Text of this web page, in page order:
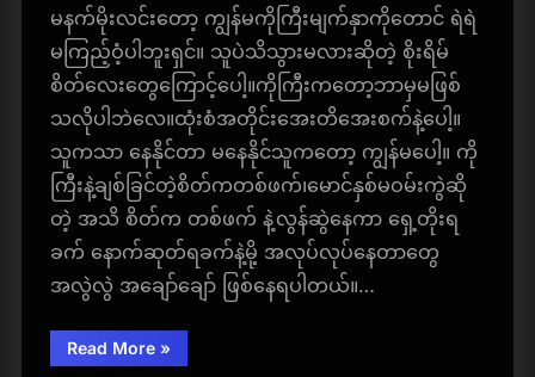
မနက်မိုးလင်းတော့ ကျွန်မကိုကြီးမျက်နှာကိုတောင် ရဲရဲ
မကြည့်ဝံ့ပါဘူးရှင်။ သူပဲသိသွားမလားဆိုတဲ့ စိုးရိမ်
စိတ်လေးတွေကြောင့်ပေါ့။ကိုကြီးကတော့ဘာမှမဖြစ်
သလိုပါဘဲလေ။ထုံးစံအတိုင်းအေးတိအေးစက်နဲ့ပေါ့။
သူကသာ နေနိုင်တာ မနေနိုင်သူကတော့ ကျွန်မပေါ့။ ကို
ကြီးနဲ့ချစ်ခြင်တဲ့စိတ်ကတစ်ဖက်၊မောင်နှစ်မဝမ်းကွဲဆို
တဲ့ အသိ စိတ်က တစ်ဖက် နဲ့လွန်ဆွဲနေကာ ရှေ့တိုးရ
ခက် နောက်ဆုတ်ရခက်နဲ့မို့ အလုပ်လုပ်နေတာတွေ
အလွဲလွဲ အချော်ချော် ဖြစ်နေရပါတယ်။…
Read More“၂ဝမ်းကွဲ
မောင်
»